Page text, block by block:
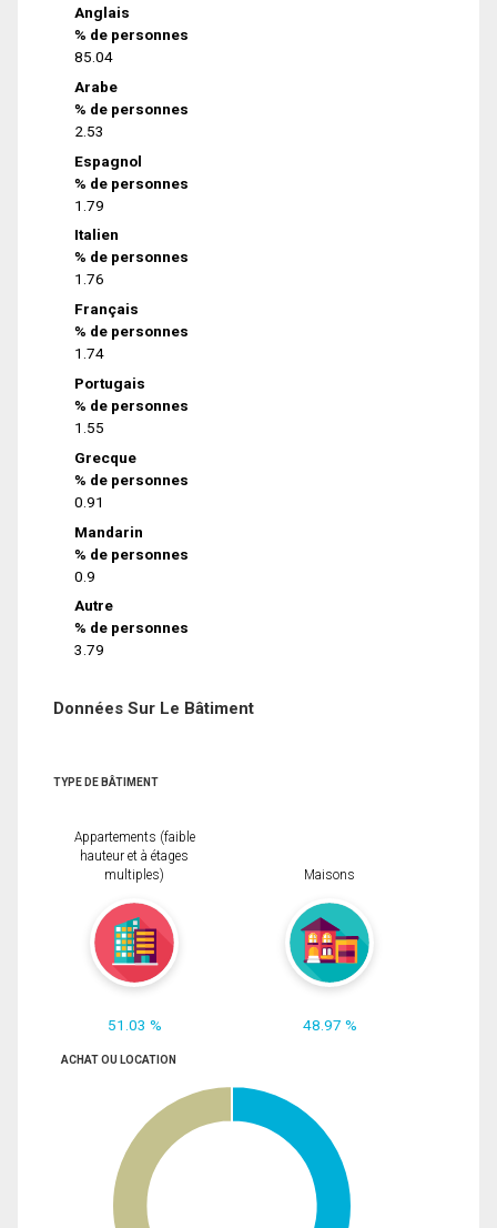
Anglais
% de personnes
85.04
Arabe
% de personnes
2.53
Espagnol
% de personnes
1.79
Italien
% de personnes
1.76
Français
% de personnes
1.74
Portugais
% de personnes
1.55
Grecque
% de personnes
0.91
Mandarin
% de personnes
0.9
Autre
% de personnes
3.79
Données Sur Le Bâtiment
TYPE DE BÂTIMENT
Appartements (faible
hauteur et à étages
multiples)
51.03 %
Maisons
48.97 %
ACHAT OU LOCATION